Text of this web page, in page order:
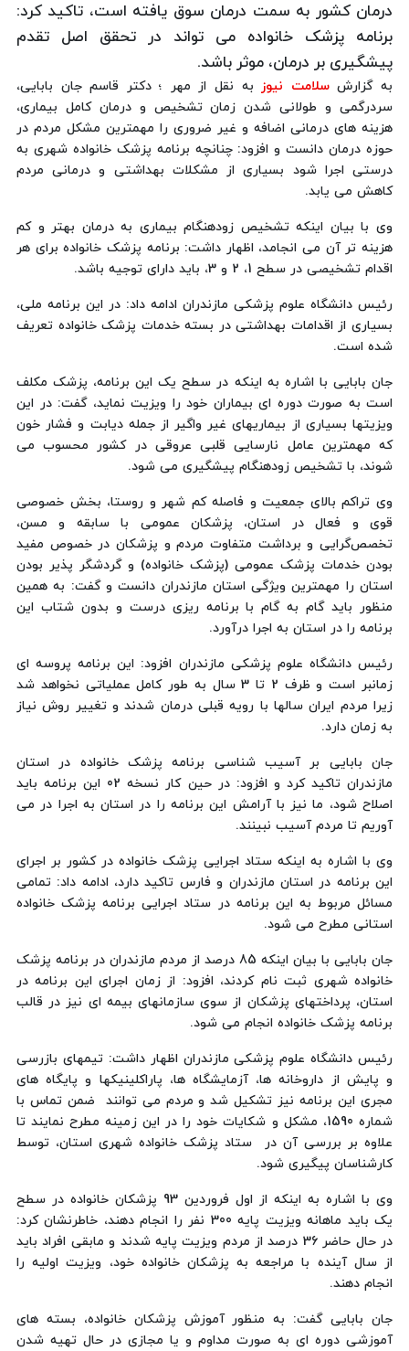
درمان کشور به سمت درمان سوق یافته است، تاکید کرد:
برنامه پزشک خانواده می تواند در تحقق اصل تقدم
پیشگیری بر درمان، موثر باشد.
به گزارشسلامت نیوز به نقل از مهر ؛ دکتر قاسم جان بابایی،
سردرگمی و طولانی شدن زمان تشخیص و درمان کامل بیماری،
هزینه های درمانی اضافه و غیر ضروری را مهمترین مشکل مردم در
حوزه درمان دانست و افزود: چنانچه برنامه پزشک خانواده شهری به
درستی اجرا شود بسیاری از مشکلات بهداشتی و درمانی مردم
کاهش می یابد.
وی با بیان اینکه تشخیص زودهنگام بیماری به درمان بهتر و کم
هزینه تر آن می انجامد، اظهار داشت: برنامه پزشک خانواده برای هر
اقدام تشخیصی در سطح 1، 2 و 3، باید دارای توجیه باشد.
رئیس دانشگاه علوم پزشکی مازندران ادامه داد: در این برنامه ملی،
بسیاری از اقدامات بهداشتی در بسته خدمات پزشک خانواده تعریف
شده است.
جان بابایی با اشاره به اینکه در سطح یک این برنامه، پزشک مکلف
است به صورت دوره ای بیماران خود را ویزیت نماید، گفت: در این
ویزیتها بسیاری از بیماریهای غیر واگیر از جمله دیابت و فشار خون
که مهمترین عامل نارسایی قلبی عروقی در کشور محسوب می
شوند، با تشخیص زودهنگام پیشگیری می شود.
وی تراکم بالای جمعیت و فاصله کم شهر و روستا، بخش خصوصی
قوی و فعال در استان، پزشکان عمومی با سابقه و مسن،
تخصص‌گرایی و برداشت متفاوت مردم و پزشکان در خصوص مفید
بودن خدمات پزشک عمومی (پزشک خانواده) و گردشگر پذیر بودن
استان را مهمترین ویژگی استان مازندران دانست و گفت: به همین
منظور باید گام به گام با برنامه ریزی درست و بدون شتاب این
برنامه را در استان به اجرا درآورد.
رئیس دانشگاه علوم پزشکی مازندران افزود: این برنامه پروسه ای
زمانبر است و ظرف 2 تا 3 سال به طور کامل عملیاتی نخواهد شد
زیرا مردم ایران سالها با رویه قبلی درمان شدند و تغییر روش نیاز
به زمان دارد.
جان بابایی بر آسیب شناسی برنامه پزشک خانواده در استان
مازندران تاکید کرد و افزود: در حین کار نسخه 02 این برنامه باید
اصلاح شود، ما نیز با آرامش این برنامه را در استان به اجرا در می
آوریم تا مردم آسیب نبینند.
وی با اشاره به اینکه ستاد اجرایی پزشک خانواده در کشور بر اجرای
این برنامه در استان مازندران و فارس تاکید دارد، ادامه داد: تمامی
مسائل مربوط به این برنامه در ستاد اجرایی برنامه پزشک خانواده
استانی مطرح می شود.
جان بابایی با بیان اینکه 85 درصد از مردم مازندران در برنامه پزشک
خانواده شهری ثبت نام کردند، افزود: از زمان اجرای این برنامه در
استان، پرداختهای پزشکان از سوی سازمانهای بیمه ای نیز در قالب
برنامه پزشک خانواده انجام می شود.
رئیس دانشگاه علوم پزشکی مازندران اظهار داشت: تیمهای بازرسی
و پایش از داروخانه ها، آزمایشگاه ها، پاراکلینیکها و پایگاه های
مجری این برنامه نیز تشکیل شد و مردم می توانند ضمن تماس با
شماره 1590، مشکل و شکایات خود را در این زمینه مطرح نمایند تا
علاوه بر بررسی آن در ستاد پزشک خانواده شهری استان، توسط
کارشناسان پیگیری شود.
وی با اشاره به اینکه از اول فروردین 93 پزشکان خانواده در سطح
یک باید ماهانه ویزیت پایه 300 نفر را انجام دهند، خاطرنشان کرد:
در حال حاضر 36 درصد از مردم ویزیت پایه شدند و مابقی افراد باید
از سال آینده با مراجعه به پزشکان خانواده خود، ویزیت اولیه را
انجام دهند.
جان بابایی گفت: به منظور آموزش پزشکان خانواده، بسته های
آموزشی دوره ای به صورت مداوم و یا مجازی در حال تهیه شدن